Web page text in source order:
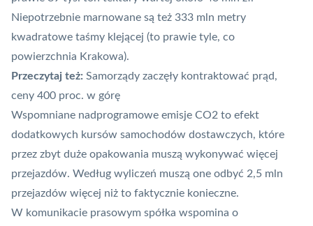
Niepotrzebnie marnowane są też 333 mln metry
kwadratowe taśmy klejącej (to prawie tyle, co
powierzchnia Krakowa).
Przeczytaj też: Samorządy zaczęły kontraktować prąd,
ceny 400 proc. w górę
Wspomniane nadprogramowe emisje CO2 to efekt
dodatkowych kursów samochodów dostawczych, które
przez zbyt duże opakowania muszą wykonywać więcej
przejazdów. Według wyliczeń muszą one odbyć 2,5 mln
przejazdów więcej niż to faktycznie konieczne.
W komunikacie prasowym spółka wspomina o